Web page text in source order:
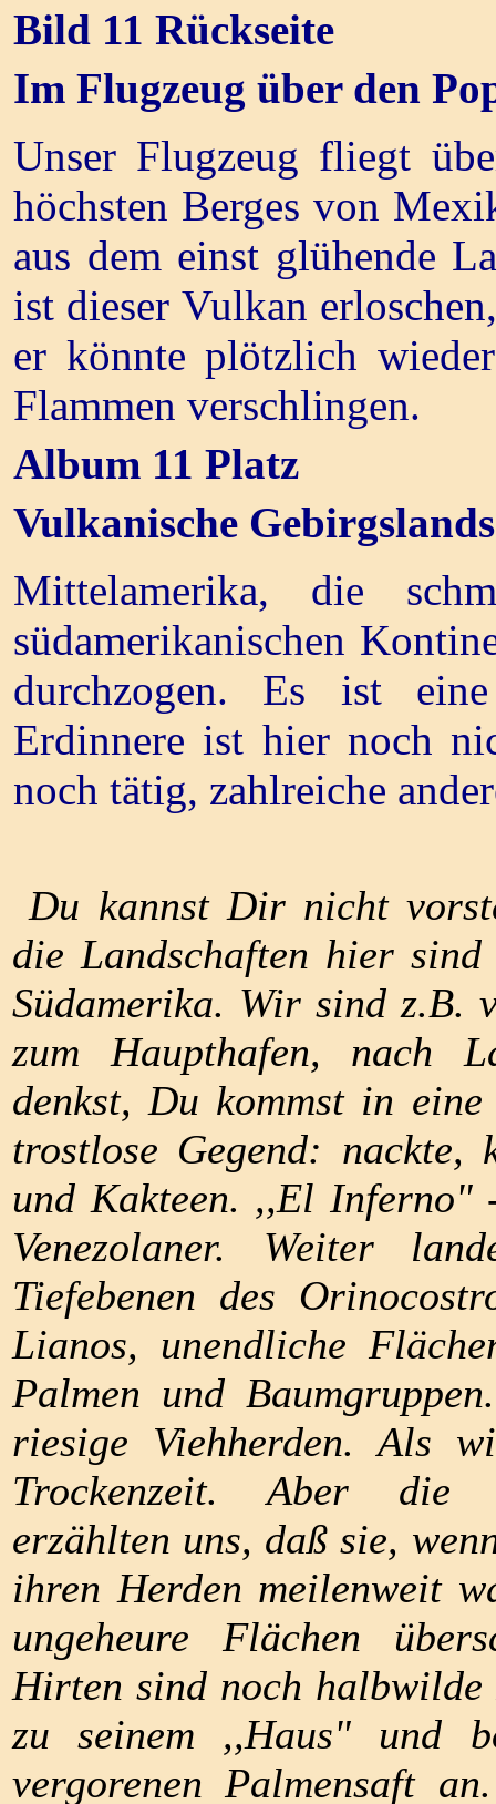
Bild 11 Rückseite
Im Flugzeug über den
Unser Flugzeug fliegt
höchsten Berges von
aus dem einst glühende
ist dieser Vulkan
er könnte plötzlich
Flammen verschlingen.
Album 11 Platz
Vulkanische
Mittelamerika, die
südamerikanischen
durchzogen. Es ist eine
Erdinnere ist hier noch
noch tätig, zahlreiche
Du kannst Dir nicht
die Landschaften hier
Südamerika. Wir sind z.B.
zum Haupthafen, nach
denkst, Du kommst in
trostlose Gegend: nackte,
und Kakteen. ,,El Inferno"
Venezolaner. Weiter
Tiefebenen des
Lianos, unendliche
Palmen und
riesige Viehherden. Als
Trockenzeit. Aber die
erzählten uns, daß sie,
ihren Herden meilenweit
ungeheure Flächen
Hirten sind noch
zu seinem ,,Haus" und
vergorenen Palmensaft